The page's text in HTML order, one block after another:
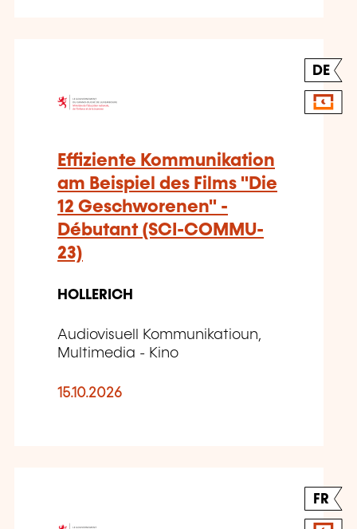
DE
Effiziente Kommunikation
am Beispiel des Films "Die
12 Geschworenen" -
Débutant (SCI-COMMU-
23)
HOLLERICH
Audiovisuell Kommunikatioun,
Multimedia - Kino
15.10.2026
FR